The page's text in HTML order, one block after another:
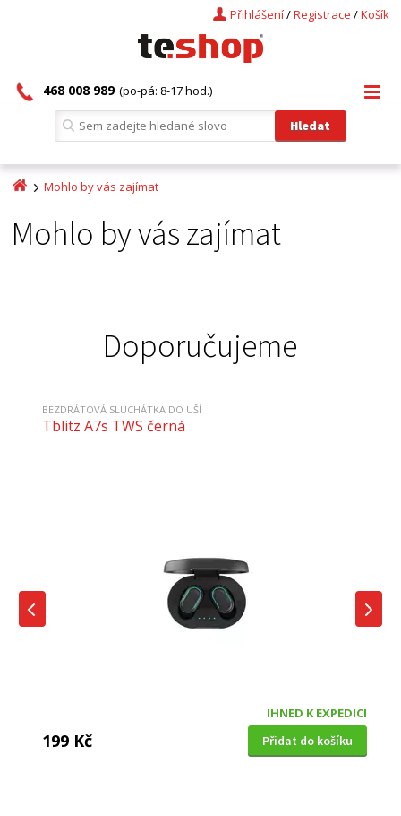
Košík
/
Registrace
/
Přihlášení
468 008 989 (po-pá: 8-17 hod.)
Mohlo by vás zajímat
Mohlo by vás zajímat
Doporučujeme
BEZDRÁTOVÁ SLUCHÁTKA DO UŠÍ
Tblitz A7s TWS černá
IHNED K EXPEDICI
199 Kč Přidat do košíku